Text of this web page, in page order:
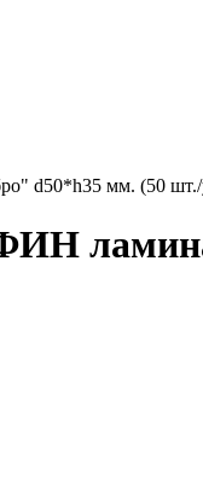
d50*h35 мм. (50 шт./